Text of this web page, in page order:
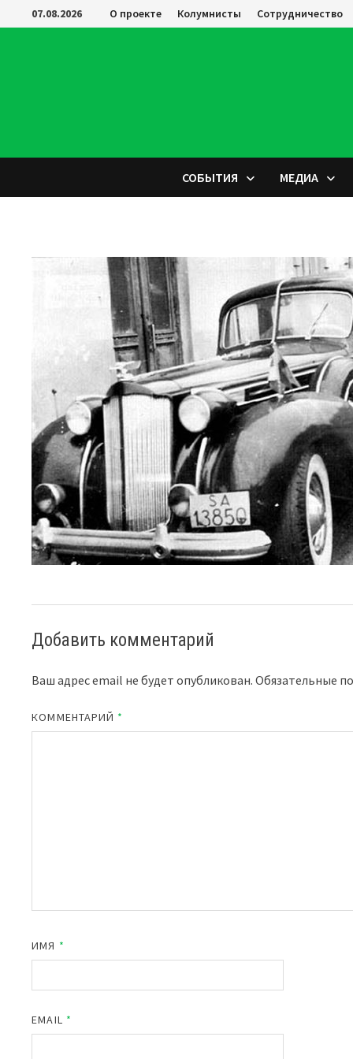
Перейти
к
07.08.2026 О проекте Колумнисты Сотрудничество
СОБЫТИЯ МЕДИА
Добавить комментарий
Ваш адрес email не будет опубликован. Обязательные
КОММЕНТАРИЙ *
ИМЯ *
EMAIL *